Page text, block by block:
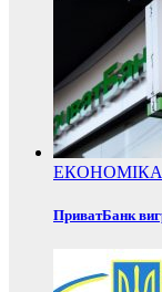
ЕКОНОМІКА
ПриватБанк